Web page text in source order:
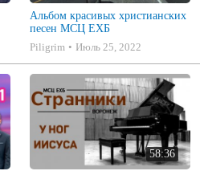
Альбом красивых христианских
песен МСЦ ЕХБ
Piligrim
Июль 25, 2022
58:36